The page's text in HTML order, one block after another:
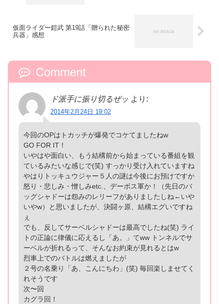
仮面ライダー鎧武 第19話「贈られた秘密
兵器」感想
Comment
ド派手に振り切るぜッ より:
2014年2月24日 19:02
今回のOPはトカッチが爆発でコケてましたねw
GO FOR IT！
いやはや面白い、もう結構前から始まっている番組を観
ているみたいな感じで(笑) すっかり受け入れていますね
やはりトッキュウジャー５人の謎は今後にお預けですか
怒り・悲しみ・憎しみetc.、デーボス軍か！（先日のバ
ッグシャドーは怨みのレリーフがありましたしね←いや
いやw）と思いましたが、決闘ヶ原、結構エグいですね
ぇ
でも、反してサーベルシャドーは最高でしたね(笑) ライ
トの正論に律儀に応えるし「あ。」てww トンネルでサ
ーベルが折れるって、そんなお約束が見れるとはw
烈車上でのバトルは燃えましたが
２号の名乗り「あ、こんにちわ」(笑) 毎回楽しませてく
れそうです
次〜回
カグラ回！